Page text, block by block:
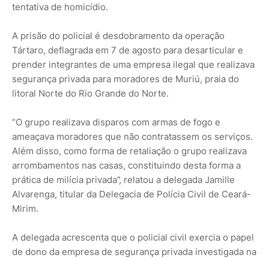
tentativa de homicídio.
A prisão do policial é desdobramento da operação
Tártaro, deflagrada em 7 de agosto para desarticular e
prender integrantes de uma empresa ilegal que realizava
segurança privada para moradores de Muriú, praia do
litoral Norte do Rio Grande do Norte.
“O grupo realizava disparos com armas de fogo e
ameaçava moradores que não contratassem os serviços.
Além disso, como forma de retaliação o grupo realizava
arrombamentos nas casas, constituindo desta forma a
prática de milícia privada”, relatou a delegada Jamille
Alvarenga, titular da Delegacia de Polícia Civil de Ceará-
Mirim.
A delegada acrescenta que o policial civil exercia o papel
de dono da empresa de segurança privada investigada na